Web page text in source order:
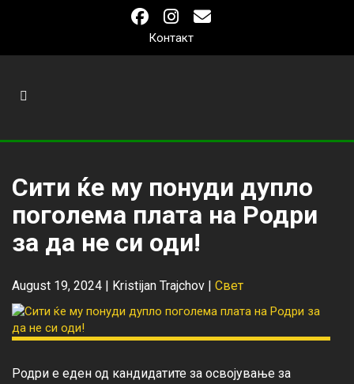
Контакт
Сити ќе му понуди дупло
поголема плата на Родри
за да не си оди!
August 19, 2024 | Kristijan Trajchov | Свет
Родри е еден од кандидатите за освојување за